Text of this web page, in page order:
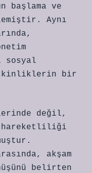
başlama ve
Aynı
bir
değil,
hareketliliği
akşam
belirten